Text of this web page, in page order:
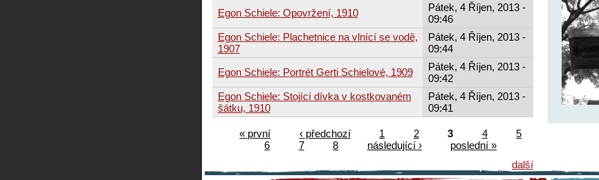
Egon Schiele: Opovržení, 1910
Pátek, 4 Říjen, 2013 -
09:46
Egon Schiele: Plachetnice na vlnící se vodě,
1907
Pátek, 4 Říjen, 2013 -
09:44
Egon Schiele: Portrét Gerti Schielové, 1909
Pátek, 4 Říjen, 2013 -
09:42
Egon Schiele: Stojící dívka v kostkovaném
šátku, 1910
Pátek, 4 Říjen, 2013 -
09:41
« první ‹ předchozí 1 2 3 4
5
6
7 8 následující ›
poslední »
další